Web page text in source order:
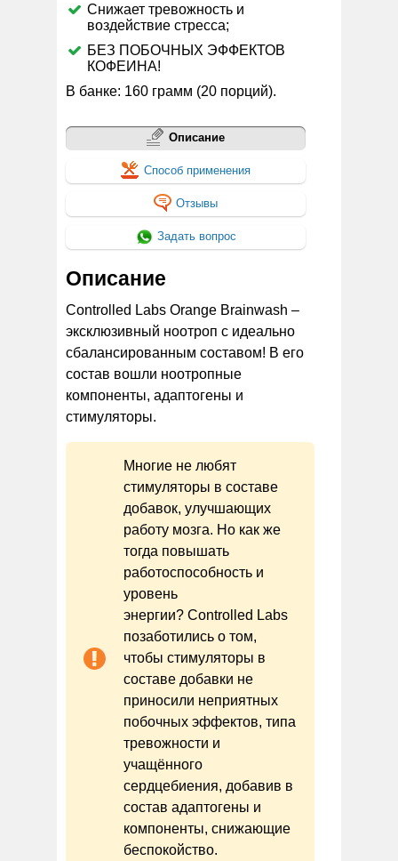
Снижает тревожность и
воздействие стресса;
БЕЗ ПОБОЧНЫХ ЭФФЕКТОВ
КОФЕИНА!
В банке: 160 грамм (20 порций).
Описание
Способ применения
Отзывы
Задать вопрос
Описание
Controlled Labs Orange Brainwash –
эксклюзивный ноотроп с идеально
сбалансированным составом! В его
состав вошли ноотропные
компоненты, адаптогены и
стимуляторы.
Многие не любят
стимуляторы в составе
добавок, улучшающих
работу мозга. Но как же
тогда повышать
работоспособность и
уровень
энергии? Controlled Labs
позаботились о том,
чтобы стимуляторы в
составе добавки не
приносили неприятных
побочных эффектов, типа
тревожности и
учащённого
сердцебиения, добавив в
состав адаптогены и
компоненты, снижающие
беспокойство.